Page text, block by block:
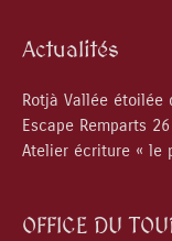
Actualités
Rotjà Vallée étoilée
Escape Remparts
Atelier écriture « le
OFFICE DU